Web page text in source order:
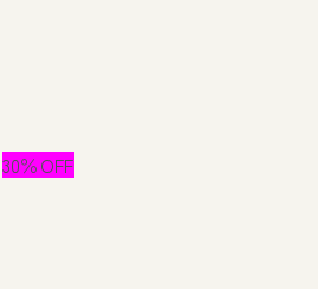
30％OFF